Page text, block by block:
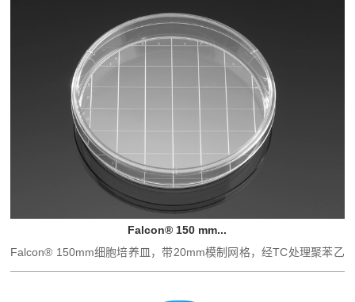
Falcon® 150 mm...
Falcon® 150mm细胞培养皿，带20mm模制网格，经TC处理聚苯乙
烯，1...